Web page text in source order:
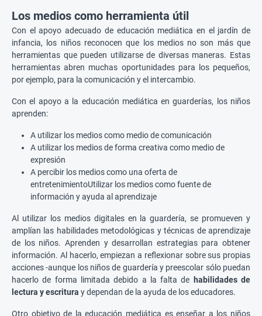
Los medios como herramienta útil
Con el apoyo adecuado de educación mediática en el jardín de
infancia, los niños reconocen que los medios no son más que
herramientas que pueden utilizarse de diversas maneras. Estas
herramientas abren muchas oportunidades para los pequeños,
por ejemplo, para la comunicación y el intercambio.
Con el apoyo a la educación mediática en guarderías, los niños
aprenden:
A utilizar los medios como medio de comunicación
A utilizar los medios de forma creativa como medio de
expresión
A percibir los medios como una oferta de
entretenimientoUtilizar los medios como fuente de
información y ayuda al aprendizaje
Al utilizar los medios digitales en la guardería, se promueven y
amplían las habilidades metodológicas y técnicas de aprendizaje
de los niños. Aprenden y desarrollan estrategias para obtener
información. Al hacerlo, empiezan a reflexionar sobre sus propias
acciones -aunque los niños de guardería y preescolar sólo puedan
hacerlo de forma limitada debido a la falta de habilidades de
lectura y escritura y dependan de la ayuda de los educadores.
Otro objetivo de la educación mediática es enseñar a los niños